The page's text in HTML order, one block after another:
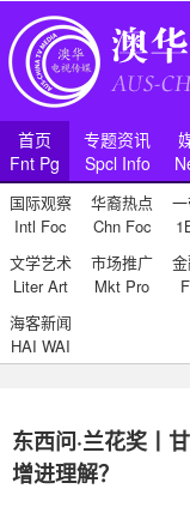
首页
Fnt Pg
专题资讯
Spcl Info
国际观察
Intl Foc
华裔热点
Chn Foc
文学艺术
Liter Art
市场推广
Mkt Pro
海客新闻
HAI WAI
东西问·兰花奖丨
增进理解？